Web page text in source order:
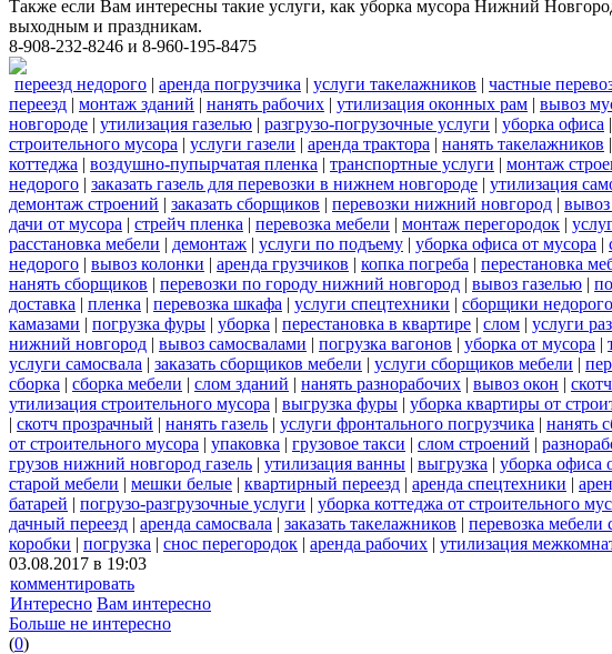
Также если Вам интересны такие услуги, как уборка мусора Нижний
выходным и праздникам.
8-908-232-8246 и 8-960-195-8475
переезд недорого | аренда погрузчика | услуги такелажников | частные
переезд | монтаж зданий | нанять рабочих | утилизация оконных рам | вывоз
новгороде | утилизация газелью | разгрузо-погрузочные услуги | уборка офиса |
строительного мусора | услуги газели | аренда трактора | нанять такелажников |
коттеджа | воздушно-пупырчатая пленка | транспортные услуги | монтаж
недорого | заказать газель для перевозки в нижнем новгороде | утилизация
демонтаж строений | заказать сборщиков | перевозки нижний новгород |
дачи от мусора | стрейч пленка | перевозка мебели | монтаж перегородок |
расстановка мебели | демонтаж | услуги по подъему | уборка офиса от мусора |
недорого | вывоз колонки | аренда грузчиков | копка погреба | перестановка
нанять сборщиков | перевозки по городу нижний новгород | вывоз газелью |
доставка | пленка | перевозка шкафа | услуги спецтехники | сборщики недорого
камазами | погрузка фуры | уборка | перестановка в квартире | слом | услуги
нижний новгород | вывоз самосвалами | погрузка вагонов | уборка от мусора |
услуги самосвала | заказать сборщиков мебели | услуги сборщиков мебели |
сборка | сборка мебели | слом зданий | нанять разнорабочих | вывоз окон |
утилизация строительного мусора | выгрузка фуры | уборка квартиры от
| скотч прозрачный | нанять газель | услуги фронтального погрузчика | нанять
от строительного мусора | упаковка | грузовое такси | слом строений |
грузов нижний новгород газель | утилизация ванны | выгрузка | уборка офиса
старой мебели | мешки белые | квартирный переезд | аренда спецтехники |
батарей | погрузо-разгрузочные услуги | уборка коттеджа от строительного
дачный переезд | аренда самосвала | заказать такелажников | перевозка
коробки | погрузка | снос перегородок | аренда рабочих | утилизация
03.08.2017 в 19:03
комментировать
Интересно Вам интересно
Больше не интересно
(0)